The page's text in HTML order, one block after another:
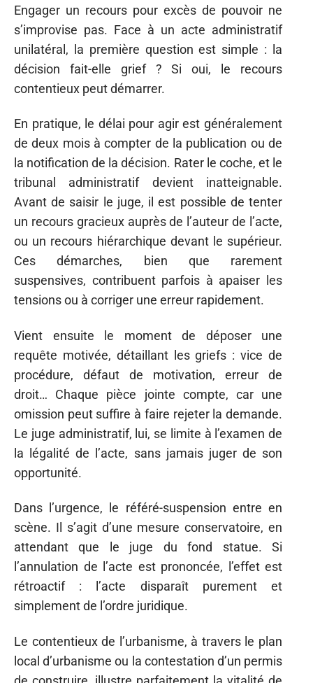
Engager un recours pour excès de pouvoir ne
s’improvise pas. Face à un acte administratif
unilatéral, la première question est simple : la
décision fait-elle grief ? Si oui, le recours
contentieux peut démarrer.
En pratique, le délai pour agir est généralement
de deux mois à compter de la publication ou de
la notification de la décision. Rater le coche, et le
tribunal administratif devient inatteignable.
Avant de saisir le juge, il est possible de tenter
un recours gracieux auprès de l’auteur de l’acte,
ou un recours hiérarchique devant le supérieur.
Ces démarches, bien que rarement
suspensives, contribuent parfois à apaiser les
tensions ou à corriger une erreur rapidement.
Vient ensuite le moment de déposer une
requête motivée, détaillant les griefs : vice de
procédure, défaut de motivation, erreur de
droit… Chaque pièce jointe compte, car une
omission peut suffire à faire rejeter la demande.
Le juge administratif, lui, se limite à l’examen de
la légalité de l’acte, sans jamais juger de son
opportunité.
Dans l’urgence, le référé-suspension entre en
scène. Il s’agit d’une mesure conservatoire, en
attendant que le juge du fond statue. Si
l’annulation de l’acte est prononcée, l’effet est
rétroactif : l’acte disparaît purement et
simplement de l’ordre juridique.
Le contentieux de l’urbanisme, à travers le plan
local d’urbanisme ou la contestation d’un permis